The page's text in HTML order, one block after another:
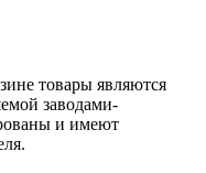
товары являются
заводами-
и имеют